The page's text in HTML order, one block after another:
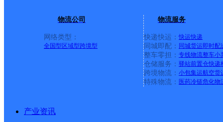
物流公司
网络类型：
全国型 区域型跨境型
物流服务
快递快运： 快运快递
同城即配： 同城货运即时配
整车零担： 专线物流整车小
仓储服务： 驿站前置仓快递
跨境物流： 小包集运航空货
特殊物流： 医药冷链危化物
产业资讯
邮政国内 更多号码地址
号六厂二矿院内
中国邮政集团有限公司